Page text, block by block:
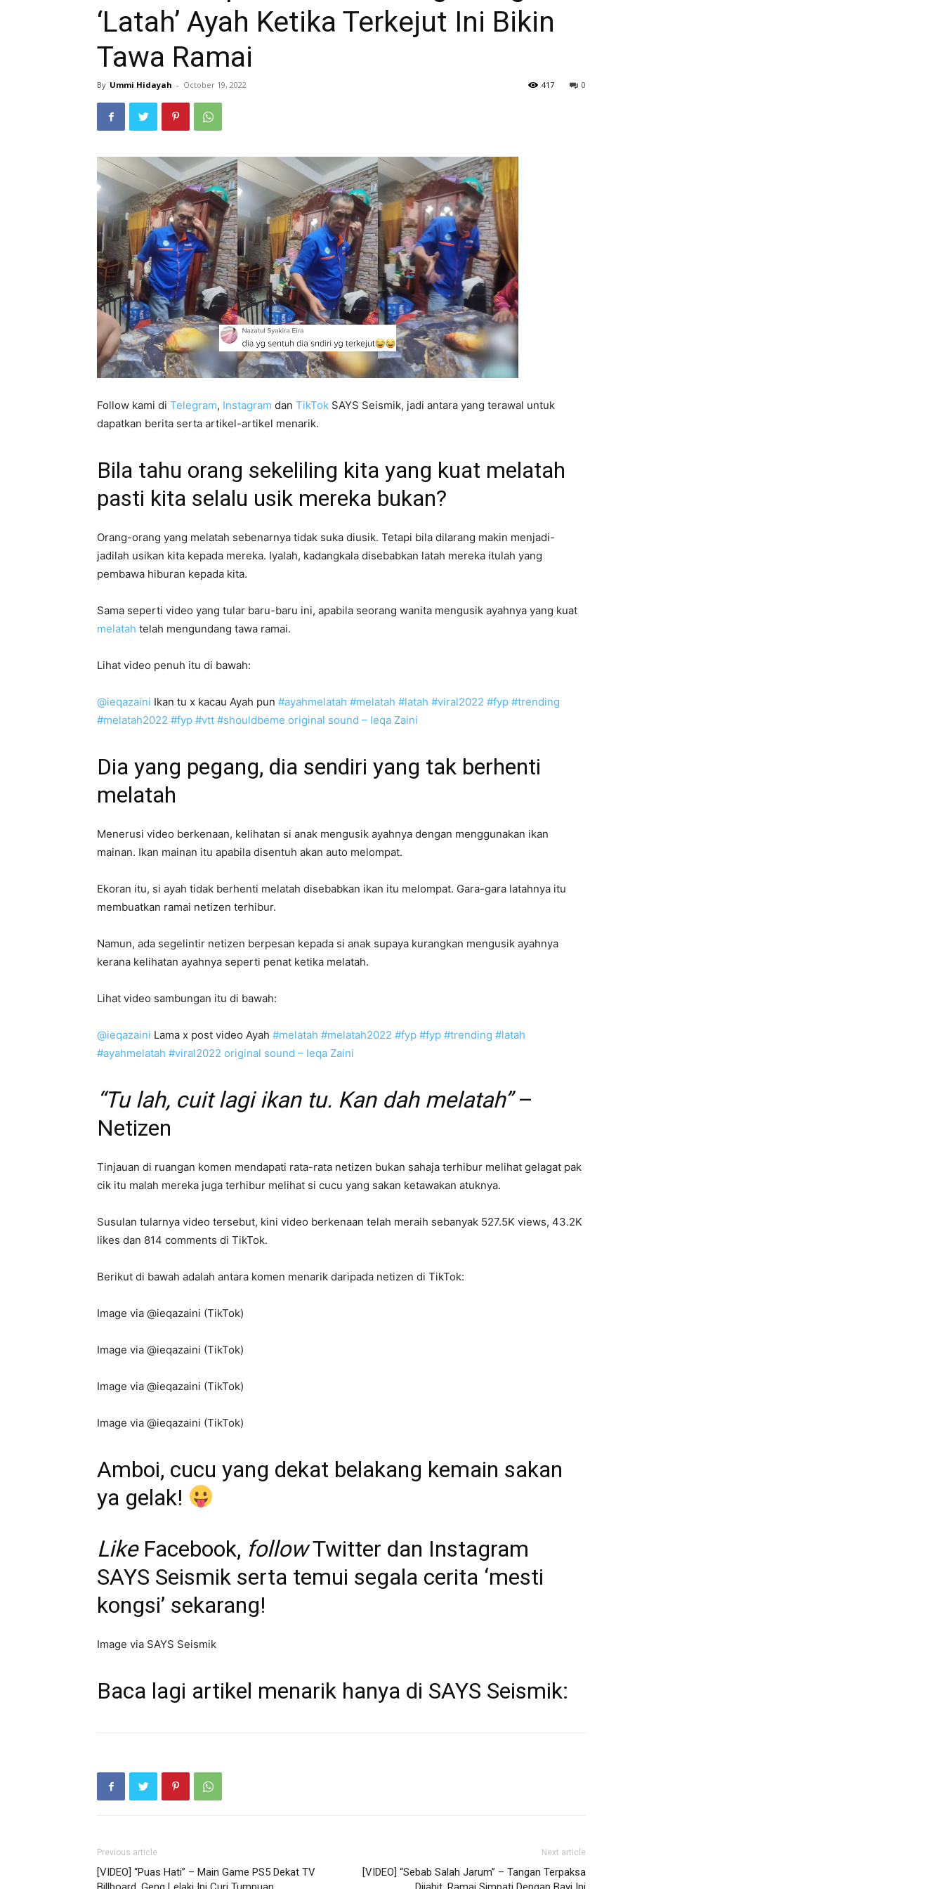
‘Latah’ Ayah Ketika Terkejut Ini Bikin
Tawa Ramai
By Ummi Hidayah - October 19, 2022 0
417
Follow kami di Telegram, Instagram dan TikTok SAYS Seismik, jadi antara yang terawal untuk
dapatkan berita serta artikel-artikel menarik.
Bila tahu orang sekeliling kita yang kuat melatah
pasti kita selalu usik mereka bukan?
Orang-orang yang melatah sebenarnya tidak suka diusik. Tetapi bila dilarang makin menjadi-
jadilah usikan kita kepada mereka. Iyalah, kadangkala disebabkan latah mereka itulah yang
pembawa hiburan kepada kita.
Sama seperti video yang tular baru-baru ini, apabila seorang wanita mengusik ayahnya yang kuat
melatah telah mengundang tawa ramai.
Lihat video penuh itu di bawah:
@ieqazaini Ikan tu x kacau Ayah pun #ayahmelatah #melatah #latah #viral2022 #fyp #trending
#melatah2022 #fyp #vtt #shouldbeme original sound – Ieqa Zaini
Dia yang pegang, dia sendiri yang tak berhenti
melatah
Menerusi video berkenaan, kelihatan si anak mengusik ayahnya dengan menggunakan ikan
mainan. Ikan mainan itu apabila disentuh akan auto melompat.
Ekoran itu, si ayah tidak berhenti melatah disebabkan ikan itu melompat. Gara-gara latahnya itu
membuatkan ramai netizen terhibur.
Namun, ada segelintir netizen berpesan kepada si anak supaya kurangkan mengusik ayahnya
kerana kelihatan ayahnya seperti penat ketika melatah.
Lihat video sambungan itu di bawah:
@ieqazaini Lama x post video Ayah #melatah #melatah2022 #fyp #fyp #trending #latah
#ayahmelatah #viral2022 original sound – Ieqa Zaini
“Tu lah, cuit lagi ikan tu. Kan dah melatah”–
Netizen
Tinjauan di ruangan komen mendapati rata-rata netizen bukan sahaja terhibur melihat gelagat pak
cik itu malah mereka juga terhibur melihat si cucu yang sakan ketawakan atuknya.
Susulan tularnya video tersebut, kini video berkenaan telah meraih sebanyak 527.5K views, 43.2K
likes dan 814 comments di TikTok.
Berikut di bawah adalah antara komen menarik daripada netizen di TikTok:
Image via @ieqazaini (TikTok)
Image via @ieqazaini (TikTok)
Image via @ieqazaini (TikTok)
Image via @ieqazaini (TikTok)
Amboi, cucu yang dekat belakang kemain sakan
ya gelak!
Like Facebook, followTwitter dan Instagram
SAYS Seismik serta temui segala cerita ‘mesti
kongsi’ sekarang!
Image via SAYS Seismik
Baca lagi artikel menarik hanya di SAYS Seismik:
Previous article
[VIDEO] “Puas Hati” – Main Game PS5 Dekat TV
Next article
[VIDEO] “Sebab Salah Jarum” – Tangan Terpaksa